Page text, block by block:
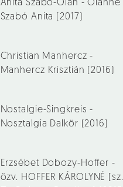
Anita Szabó-Oláh - Oláhné
Szabó Anita (2017)
Christian Manhercz -
Manhercz Krisztián (2016)
Nostalgie-Singkreis -
Nosztalgia Dalkör (2016)
Erzsébet Dobozy-Hoffer -
özv. HOFFER KÁROLYNÉ [sz.